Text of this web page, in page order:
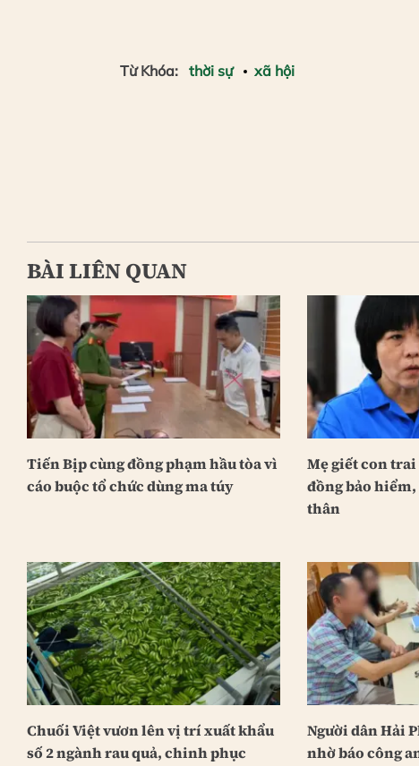
Từ Khóa: thời sự xã hội
BÀI LIÊN QUAN
Tiến Bịp cùng đồng phạm hầu tòa vì
cáo buộc tổ chức dùng ma túy
Mẹ giết con
đồng bảo
thân
Chuối Việt vươn lên vị trí xuất khẩu
số 2 ngành rau quả, chinh phục
Người dân Hải
nhờ báo công